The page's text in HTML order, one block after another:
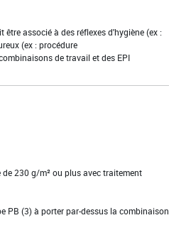
associé à des réflexes d'hygiène (ex :
(ex : procédure
de travail et des EPI
230 g/m² ou plus avec traitement
PB (3) à porter par-dessus la combinaison